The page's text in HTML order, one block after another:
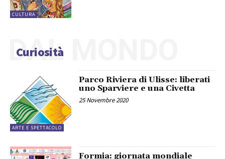
CULTURA
Curiosità
DAL MONDO
ARTE E SPETTACOLO
Parco Riviera di Ulisse: liberati
uno Sparviere e una Civetta
25 Novembre 2020
Formia: giornata mondiale